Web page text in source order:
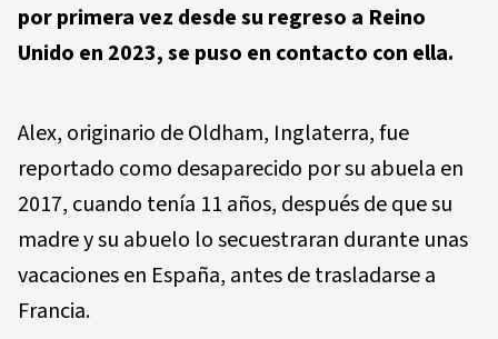
por primera vez desde su regreso a Reino
Unido en 2023, se puso en contacto con ella.
Alex, originario de Oldham, Inglaterra, fue
reportado como desaparecido por su abuela en
2017, cuando tenía 11 años, después de que su
madre y su abuelo lo secuestraran durante unas
vacaciones en España, antes de trasladarse a
Francia.